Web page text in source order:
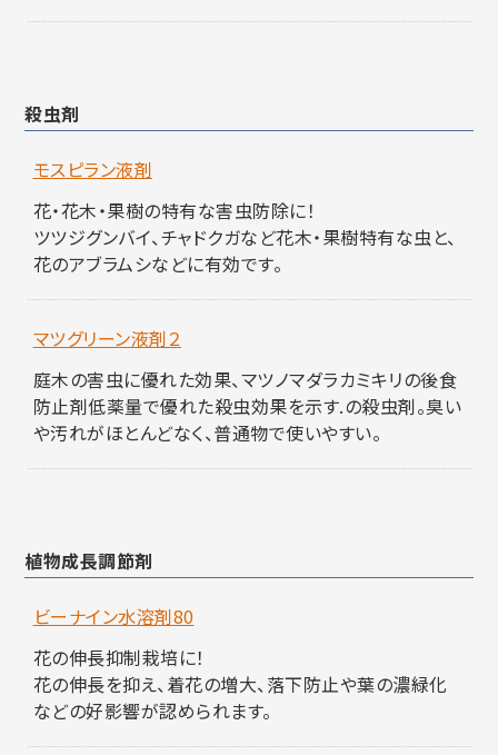
殺虫剤
モスピラン液剤
花・花木・果樹の特有な害虫防除に！
ツツジグンバイ、チャドクガなど花木・果樹特有な虫と、
花のアブラムシなどに有効です。
マツグリーン液剤２
庭木の害虫に優れた効果、マツノマダラカミキリの後食
防止剤低薬量で優れた殺虫効果を示す.の殺虫剤。臭い
や汚れがほとんどなく、普通物で使いやすい。
植物成長調節剤
ビーナイン水溶剤80
花の伸長抑制栽培に！
花の伸長を抑え、着花の増大、落下防止や葉の濃緑化
などの好影響が認められます。